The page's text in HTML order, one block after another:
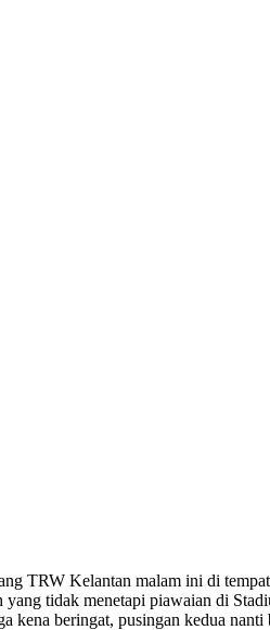
TRW Kelantan malam ini di
tidak menetapi piawaian di
kena beringat, pusingan kedua nanti